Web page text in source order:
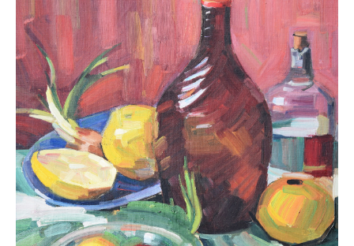
George Paice
Johann Georg Strobel
Ludwig Martin Wilberg
Weitere Künstler nach 1945
Kunst 1900-1945
Walter Becker
Ernst Geitlinger
Erich Hartmann